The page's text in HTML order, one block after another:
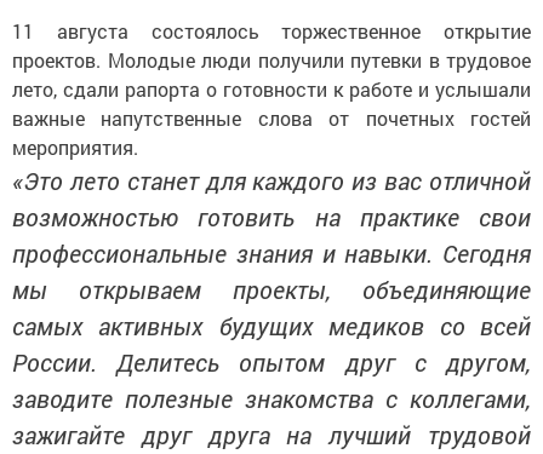
11 августа состоялось торжественное открытие
проектов. Молодые люди получили путевки в трудовое
лето, сдали рапорта о готовности к работе и услышали
важные напутственные слова от почетных гостей
мероприятия.
«Это лето станет для каждого из вас отличной
возможностью готовить на практике свои
профессиональные знания и навыки. Сегодня
мы открываем проекты, объединяющие
самых активных будущих медиков со всей
России. Делитесь опытом друг с другом,
заводите полезные знакомства с коллегами,
зажигайте друг друга на лучший трудовой